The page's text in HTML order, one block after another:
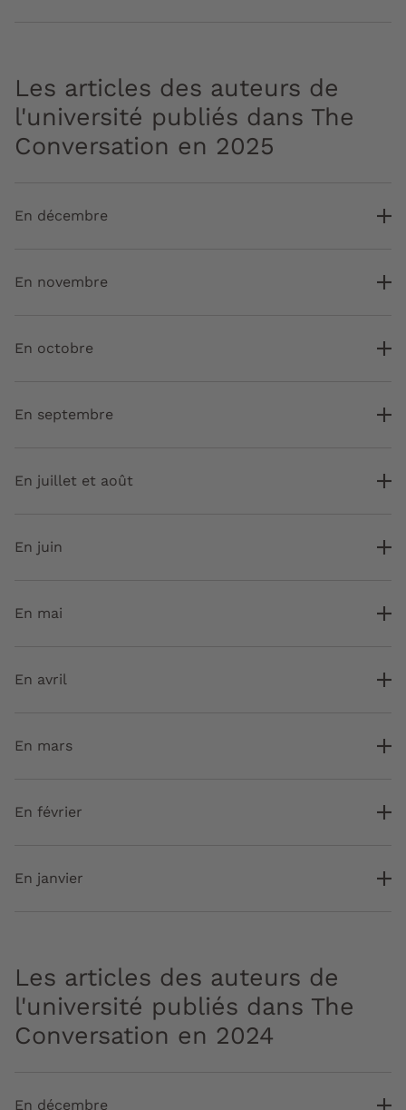
Les articles des auteurs de
l'université publiés dans The
Conversation en 2025
En décembre
En novembre
En octobre
En septembre
En juillet et août
En juin
En mai
En avril
En mars
En février
En janvier
Les articles des auteurs de
l'université publiés dans The
Conversation en 2024
En décembre